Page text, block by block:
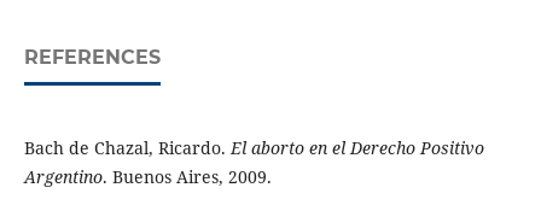
REFERENCES
Bach de Chazal, Ricardo.El aborto en el Derecho Positivo
Argentino. Buenos Aires, 2009.